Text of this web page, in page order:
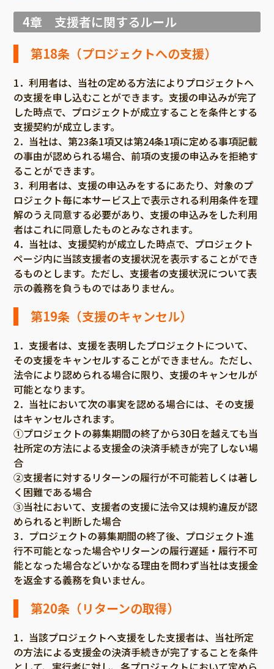
4章 支援者に関するルール
第18条（プロジェクトへの支援）
1．利用者は、当社の定める方法によりプロジェクトへ
の支援を申し込むことができます。支援の申込みが完了
した時点で、プロジェクトが成立することを条件とする
支援契約が成立します。
2．当社は、第23条1項又は第24条1項に定める事項記載
の事由が認められる場合、前項の支援の申込みを拒絶す
ることができます。
3．利用者は、支援の申込みをするにあたり、対象のプ
ロジェクト毎に本サービス上で表示される利用条件を理
解のうえ同意する必要があり、支援の申込みをした利用
者はこれに同意したものとみなされます。
4．当社は、支援契約が成立した時点で、プロジェクト
ページ内に当該支援者の支援状況を表示することができ
るものとします。ただし、支援者の支援状況について表
示の義務を負うものではありません。
第19条（支援のキャンセル）
1．支援者は、支援を表明したプロジェクトについて、
その支援をキャンセルすることができません。ただし、
法令により認められる場合に限り、支援のキャンセルが
可能となります。
2．当社において次の事実を認める場合には、その支援
はキャンセルされます。
①プロジェクトの募集期間の終了から30日を越えても当
社所定の方法による支援金の決済手続きが完了しない場
合
②支援者に対するリターンの履行が不可能若しくは著し
く困難である場合
③当社において、支援者の支援に法令又は規約違反が認
められると判断した場合
3．プロジェクトの募集期間の終了後、プロジェクト進
行不可能となった場合やリターンの履行遅延・履行不可
能となった場合などいかなる理由を問わず当社は支援金
を返金する義務を負いません。
第20条（リターンの取得）
1．当該プロジェクトへ支援をした支援者は、当社所定
の方法による支援金の決済手続きが完了することを条件